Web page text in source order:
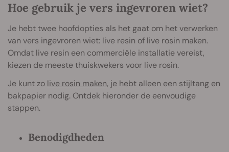
Hoe gebruik je vers ingevroren wiet?
Je hebt twee hoofdopties als het gaat om het verwerken
van vers ingevroren wiet: live resin of live rosin maken.
Omdat live resin een commerciële installatie vereist,
kiezen de meeste thuiskwekers voor live rosin.
Je kunt zo live rosin maken, je hebt alleen een stijltang en
bakpapier nodig. Ontdek hieronder de eenvoudige
stappen.
Benodigdheden